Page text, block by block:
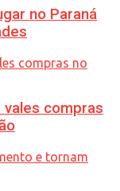
no Paraná
vales compras